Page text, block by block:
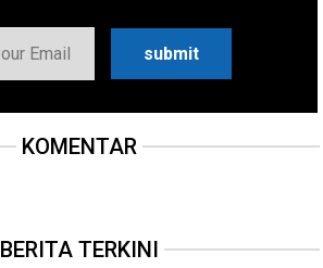
KOMENTAR
BERITA TERKINI